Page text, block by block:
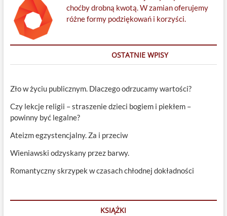
choćby drobną kwotą. W zamian oferujemy
różne formy podziękowań i korzyści.
OSTATNIE WPISY
Zło w życiu publicznym. Dlaczego odrzucamy wartości?
Czy lekcje religii – straszenie dzieci bogiem i piekłem –
powinny być legalne?
Ateizm egzystencjalny. Za i przeciw
Wieniawski odzyskany przez barwy.
Romantyczny skrzypek w czasach chłodnej dokładności
KSIĄŻKI